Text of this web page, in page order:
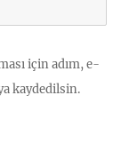
için adım, e-
kaydedilsin.